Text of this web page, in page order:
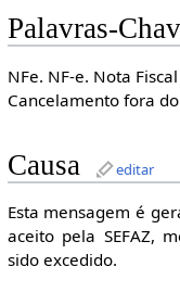
Palavras-
NFe. NF-e. Nota
Cancelamento fora
Causa editar
Esta mensagem é
aceito pela SEFAZ,
sido excedido.